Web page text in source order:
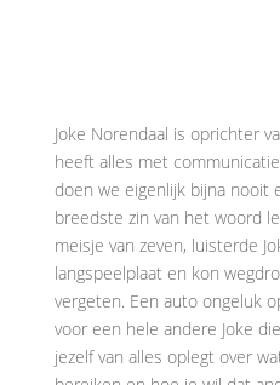
Joke Norendaal is oprichter
heeft alles met
doen we eigenlijk bijna nooit
breedste zin van het woord
meisje van zeven, luisterde
langspeelplaat en kon
vergeten. Een auto ongeluk
voor een hele andere Joke
jezelf van alles oplegt over